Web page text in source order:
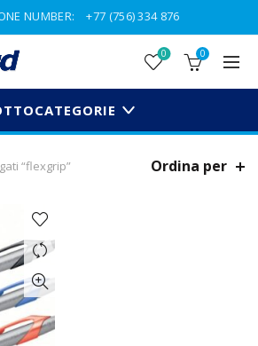
NUMBER: +77 (756) 334 876
0 0
“flexgrip” Ordina per